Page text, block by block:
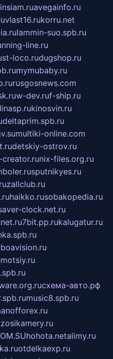
insiam.ruavegainfo.ru
vlast16.rukorru.net
lammin-suo.spb.ru
line.ru
loco.rudugshop.ru
mymubaby.ru
rusgosnews.com
w-dev.ruf-ship.ru
kinosvin.ru
deltaprim.spb.ru
multiki-online.com
detskiy-ostrov.ru
nix-files.org.ru
sputnikyes.ru
zallclub.ru
haikko.rusobakopedia.ru
clock.net.ru
7bit.pp.rukalugatur.ru
схема-авто.рф
music8.spb.ru
zosikamery.ru
hohota.netalimy.ru
otdelkaexp.ru